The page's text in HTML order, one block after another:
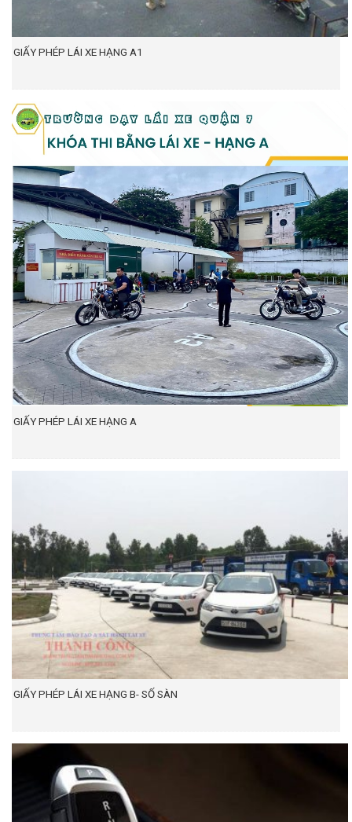
GIẤY PHÉP LÁI XE HẠNG A1
GIẤY PHÉP LÁI XE HẠNG A
GIẤY PHÉP LÁI XE HẠNG B- SỐ SÀN